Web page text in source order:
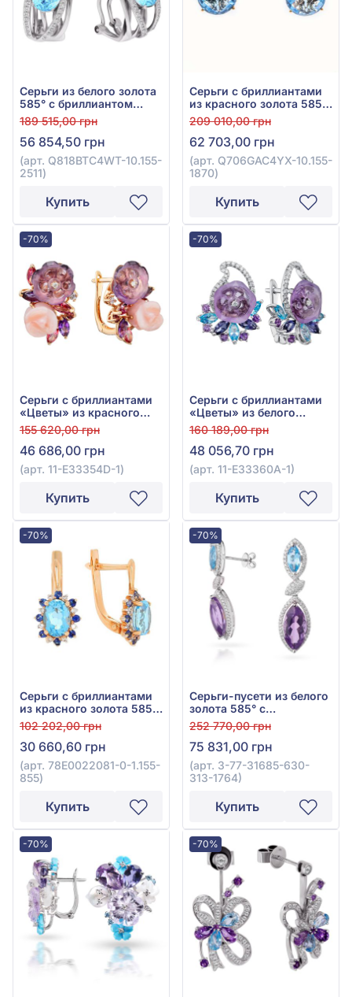
Серьги из белого золота
585° с бриллиантом
0,3ct и топазом Swiss
Blue 3,5ct, арт.
Q818BTC4WT-10.155-2511
189 515,00 грн
56 854,50 грн
(арт. Q818BTC4WT-10.155-
2511)
Купить
Серьги с бриллиантами
из красного золота 585°
с бриллиантом 0,11ct и
топазом Swiss Blue
12,18ct, арт.
Q706GAC4YX-10.155-1870
209 010,00 грн
62 703,00 грн
(арт. Q706GAC4YX-10.155-
1870)
Купить
-70%
Серьги с бриллиантами
«Цветы» из красного
золота 585° с
бриллиантом 0,07ct,
аметистом 4,26ct,
розовым топазом 0,78ct,
гранатом родолитом
0,09ct и розовым опалом
3,81ct, арт. 11-E33354D-1
155 620,00 грн
46 686,00 грн
(арт. 11-E33354D-1)
Купить
-70%
Серьги с бриллиантами
«Цветы» из белого
золота 585° с
бриллиантом 0,23ct,
топазом Sky Blue 0,77ct,
аметистом 2,1ct и
иолитом 0,49ct, арт. 11-
160 189,00 грн
48 056,70 грн
(арт. 11-Е33360А-1)
Купить
-70%
Серьги с бриллиантами
из красного золота 585°
с сапфиром 0,28ct,
бриллиантом 0,1ct и
топазом Swiss Blue 2,1ct,
арт. 78E0022081-0-1.155-
855
102 202,00 грн
30 660,60 грн
(арт. 78E0022081-0-1.155-
855)
Купить
-70%
Серьги-пусети из белого
золота 585° с
бриллиантом 0,62ct,
топазом Swiss Blue 1,27ct
и аметистом 5,44ct, арт.
3-77-31685-630-313-
1764
252 770,00 грн
75 831,00 грн
(арт. 3-77-31685-630-
313-1764)
Купить
-70% -70%